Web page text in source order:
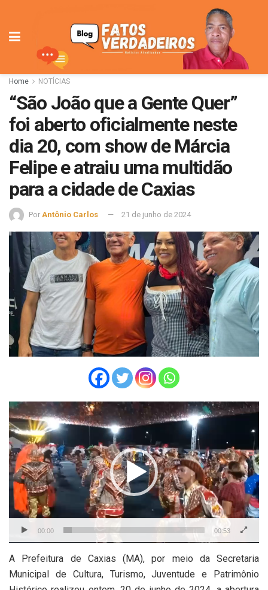
Home NOTÍCIAS
“São João que a Gente Quer”
foi aberto oficialmente neste
dia 20, com show de Márcia
Felipe e atraiu uma multidão
para a cidade de Caxias
Por Antônio Carlos 21 de junho de 2024
Tocador
de
vídeo
00:00 00:53
A Prefeitura de Caxias (MA), por meio da Secretaria
Municipal de Cultura, Turismo, Juventude e Patrimônio